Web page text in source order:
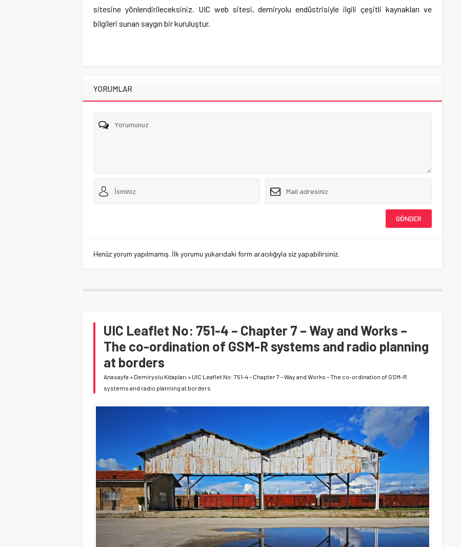
sitesine yönlendirileceksiniz. UIC web sitesi, demiryolu endüstrisiyle ilgili çeşitli kaynakları ve
bilgileri sunan saygın bir kuruluştur.
YORUMLAR
Henüz yorum yapılmamış. İlk yorumu yukarıdaki form aracılığıyla siz yapabilirsiniz.
UIC Leaflet No: 751-4 – Chapter 7 – Way and Works –
The co-ordination of GSM-R systems and radio planning
at borders
Anasayfa » Demiryolu Kitapları » UIC Leaflet No: 751-4 – Chapter 7 – Way and Works – The co-ordination of GSM-R
systems and radio planning at borders